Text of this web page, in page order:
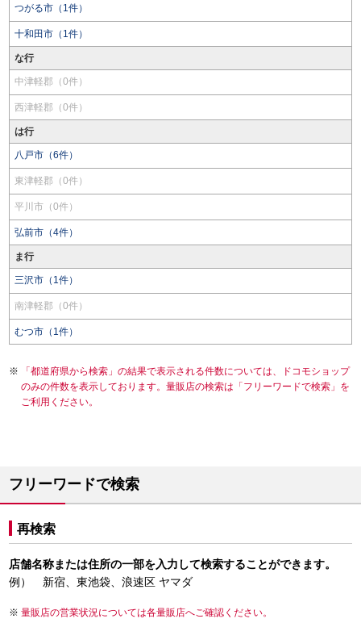
つがる市（1件）
十和田市（1件）
な行
中津軽郡（0件）
西津軽郡（0件）
は行
八戸市（6件）
東津軽郡（0件）
平川市（0件）
弘前市（4件）
ま行
三沢市（1件）
南津軽郡（0件）
むつ市（1件）
「都道府県から検索」の結果で表示される件数については、ドコモショップ
のみの件数を表示しております。量販店の検索は「フリーワードで検索」を
ご利用ください。
フリーワードで検索
再検索
店舗名称または住所の一部を入力して検索することができます。
例） 新宿、東池袋、浪速区 ヤマダ
量販店の営業状況については各量販店へご確認ください。